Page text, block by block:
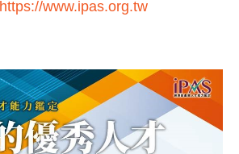
https://www.ipas.org.tw